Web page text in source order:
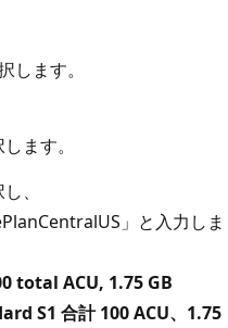
します。
ます。
、
」と入力しま
total ACU, 1.75 GB
S1 合計 100 ACU、1.75